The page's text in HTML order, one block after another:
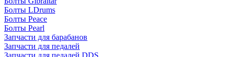
Болты LDrums
Болты Peace
Болты Pearl
Запчасти для барабанов
Запчасти для педалей
Запчасти для педалей DDS